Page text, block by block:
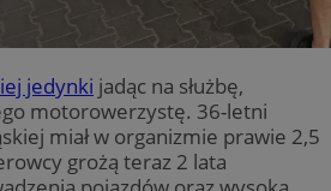
jedynki jadąc na służbę,
motorowerzystę. 36-letni
miał w organizmie prawie 2,5
grożą teraz 2 lata